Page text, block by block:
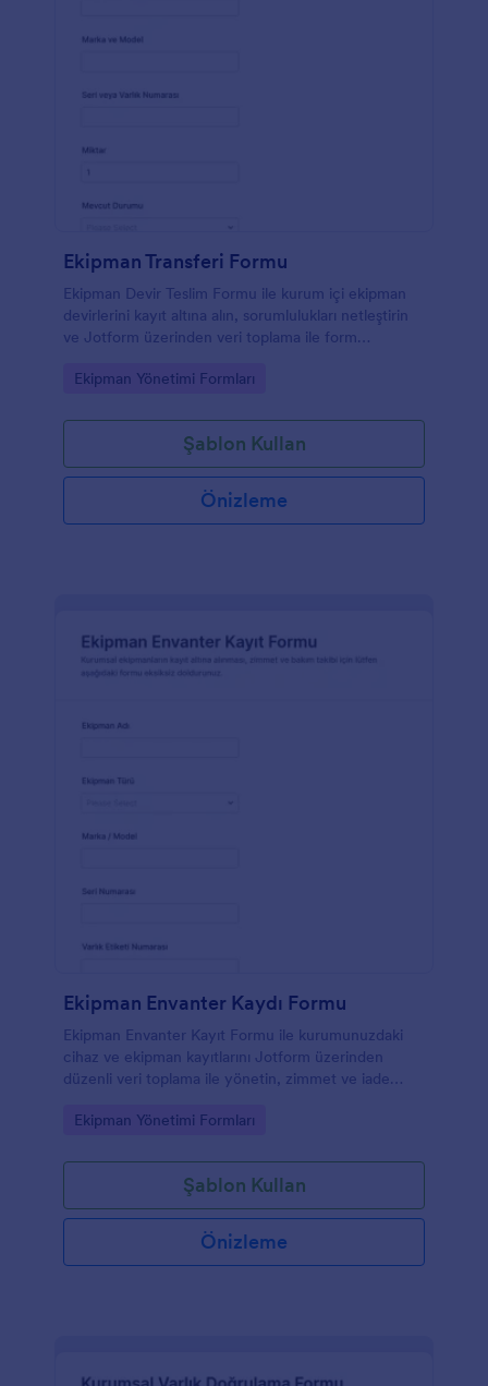
Ekipman Transferi Formu
Ekipman Devir Teslim Formu ile kurum içi ekipman
devirlerini kayıt altına alın, sorumlulukları netleştirin
ve Jotform üzerinden veri toplama ile form
Go to Category:
Ekipman Yönetimi Formları
Şablon Kullan
Önizleme
Ekipman Envanter Kaydı Formu
Ekipman Envanter Kayıt Formu ile kurumunuzdaki
cihaz ve ekipman kayıtlarını Jotform üzerinden
düzenli veri toplama ile yönetin, zimmet ve iade
toplayın.
Go to Category:
Ekipman Yönetimi Formları
Şablon Kullan
Önizleme